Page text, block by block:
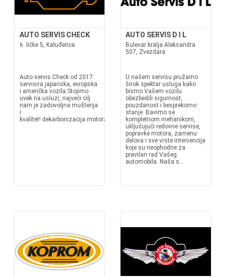
AUTO SERVIS CHECK
6. ličke 5, Kaluđerica
Auto servis Check od 2017.
servisira japanska, evropska
i američka vozila.Stojimo
uvek na usluzi, najveći cilj
nam je zadovoljna mušterija
i
kvalitet! dekarbonizacija.motora_check
AUTO SERVIS D I L
Bulevar kralja Aleksandra
507, Zvezdara
U našem servisu pružamo
širok spektar usluga kako
bismo Vašem vozilu
obezbedili sigurnost,
pouzdanost i besprekorno
stanje. Bavimo se
kompletnom mehanikom,
uključujući redovne servise,
popravke motora, zamenu
delova i sve vrste intervencija
koje su neophodne za
pravilan rad Vašeg
automobila. Naša s...